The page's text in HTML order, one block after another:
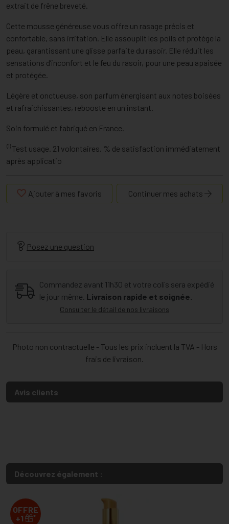
extrait de frêne breveté.
Cette mousse généreuse vous offre un rasage précis et
confortable, sans irritation. Elle assouplit les poils et protège la
peau, garantissant une glisse parfaite du rasoir. Elle réduit les
sensations d’inconfort et le feu du rasoir, pour une peau apaisée
et protégée.
Légère et onctueuse, son parfum énergisant aux notes boisées
et rafraichissantes, rebooste en un instant.
Soin formulé et fabriqué en France.
⁽¹⁾Test usage. 21 volontaires. % de satisfaction immédiatement
après applicatio
Ajouter à mes favoris Continuer mes achats
Posez une question
Commandez avant 11h30 et votre colis sera expédié
le jour même. Livraison rapide et soignée.
Consulter le détail de nos livraisons
Photo non contractuelle - Tous les prix incluent la TVA - Hors
frais de livraison.
Avis clients
Découvrez également :
OFFRE
+1
*